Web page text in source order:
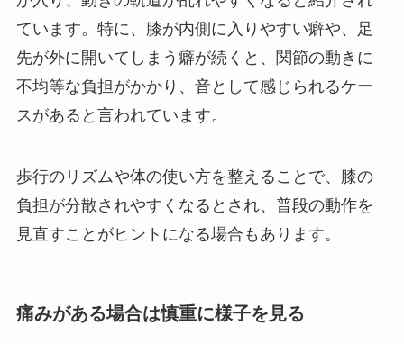
ています。特に、膝が内側に入りやすい癖や、足
先が外に開いてしまう癖が続くと、関節の動きに
不均等な負担がかかり、音として感じられるケー
スがあると言われています。
歩行のリズムや体の使い方を整えることで、膝の
負担が分散されやすくなるとされ、普段の動作を
見直すことがヒントになる場合もあります。
痛みがある場合は慎重に様子を見る